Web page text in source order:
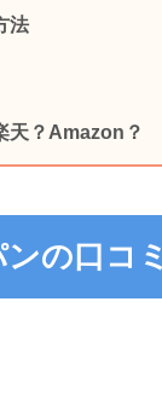
法
天？Amazon？
の口コミ